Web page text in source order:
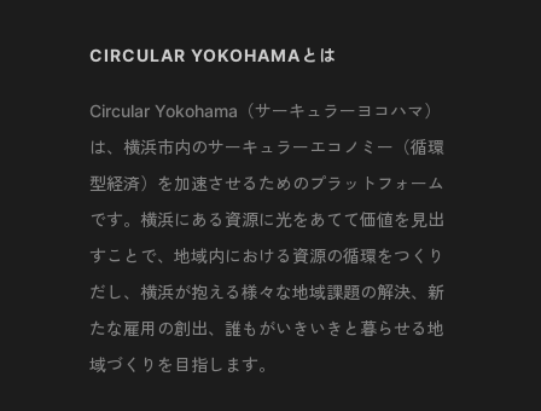
CIRCULAR YOKOHAMAとは
Circular Yokohama（サーキュラーヨコハマ）
は、横浜市内のサーキュラーエコノミー（循環
型経済）を加速させるためのプラットフォーム
です。横浜にある資源に光をあてて価値を見出
すことで、地域内における資源の循環をつくり
だし、横浜が抱える様々な地域課題の解決、新
たな雇用の創出、誰もがいきいきと暮らせる地
域づくりを目指します。